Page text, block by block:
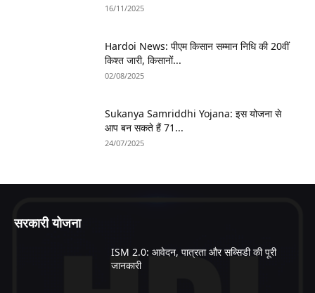
16/11/2025
Hardoi News: पीएम किसान सम्मान निधि की 20वीं
किश्त जारी, किसानों...
02/08/2025
Sukanya Samriddhi Yojana: इस योजना से
आप बन सकते हैं 71...
24/07/2025
सरकारी योजना
ISM 2.0: आवेदन, पात्रता और सब्सिडी की पूरी
जानकारी